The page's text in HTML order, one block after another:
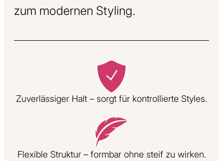
zum modernen Styling.
Zuverlässiger Halt – sorgt für kontrollierte Styles.
Flexible Struktur – formbar ohne steif zu wirken.